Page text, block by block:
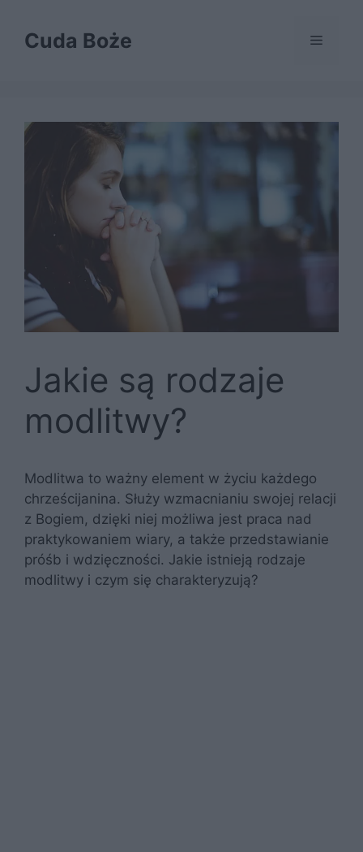
treściCuda Boże Menu
Jakie są rodzaje
modlitwy?
Modlitwa to ważny element w życiu każdego
chrześcijanina. Służy wzmacnianiu swojej relacji
z Bogiem, dzięki niej możliwa jest praca nad
praktykowaniem wiary, a także przedstawianie
próśb i wdzięczności. Jakie istnieją rodzaje
modlitwy i czym się charakteryzują?